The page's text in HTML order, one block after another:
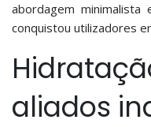
abordagem
conquistou utilizadores
aliados